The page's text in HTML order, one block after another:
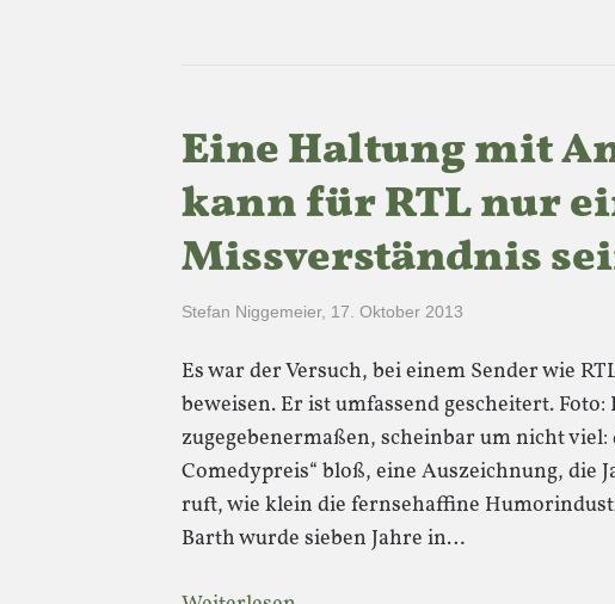
Eine Haltung mit
kann für RTL nur
Missverständnis
Stefan Niggemeier, 17. Oktober 2013
Es war der Versuch, bei einem Sender wie
beweisen. Er ist umfassend gescheitert. Foto:
zugegebenermaßen, scheinbar um nicht viel:
Comedypreis“ bloß, eine Auszeichnung, die
ruft, wie klein die fernsehaffine
Barth wurde sieben Jahre in…